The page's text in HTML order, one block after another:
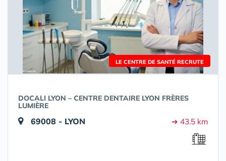
LE CENTRE DE SANTÉ RECRUTE
DOCALI LYON – CENTRE DENTAIRE LYON FRÈRES
LUMIÈRE
69008 - LYON ➔ 43.5 km